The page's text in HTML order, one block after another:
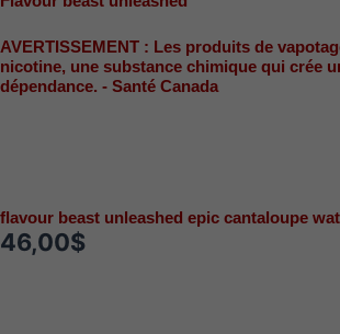
AVERTISSEMENT : Les produits de
nicotine, une substance chimique qui crée
dépendance. - Santé Canada
flavour beast unleashed epic cantaloupe
46,00$